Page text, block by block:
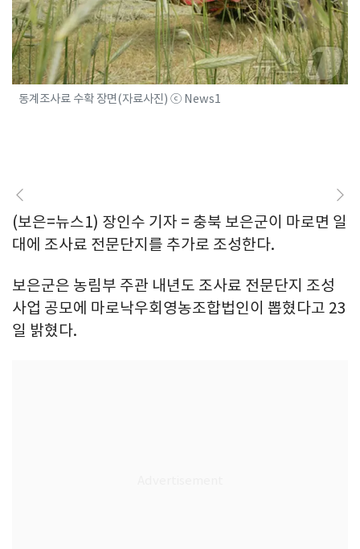
동계조사료 수확 장면(자료사진) ⓒ News1
(보은=뉴스1) 장인수 기자 = 충북 보은군이 마로면 일
대에 조사료 전문단지를 추가로 조성한다.
보은군은 농림부 주관 내년도 조사료 전문단지 조성
사업 공모에 마로낙우회영농조합법인이 뽑혔다고 23
일 밝혔다.